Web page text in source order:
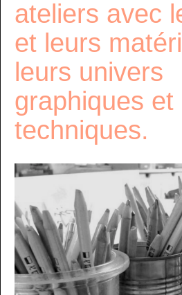
ateliers avec
et leurs
leurs univers
graphiques et
techniques.